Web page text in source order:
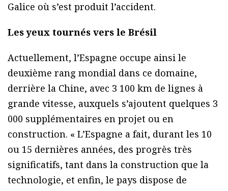
Galice où s’est produit l’accident.
Les yeux tournés vers le Brésil
Actuellement, l’Espagne occupe ainsi le
deuxième rang mondial dans ce domaine,
derrière la Chine, avec 3 100 km de lignes à
grande vitesse, auxquels s’ajoutent quelques 3
000 supplémentaires en projet ou en
construction. « L’Espagne a fait, durant les 10
ou 15 dernières années, des progrès très
significatifs, tant dans la construction que la
technologie, et enfin, le pays dispose de